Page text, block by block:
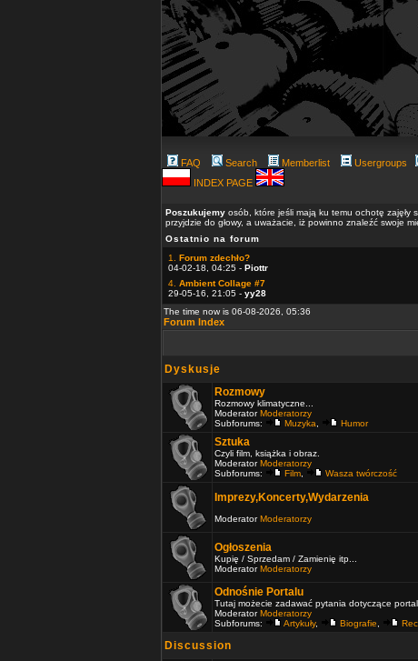
FAQ Search Memberlist Usergroups
INDEX PAGE
Poszukujemy osób, które jeśli mają ku temu ochotę zajęły
przyjdzie do głowy, a uważacie, iż powinno znaleźć swoje
Ostatnio na forum
1. Forum zdechło?
04-02-18, 04:25 - Piottr
4. Ambient Collage #7
29-05-16, 21:05 - yy28
The time now is 06-08-2026, 05:36
Forum Index
Dyskusje
Rozmowy
Rozmowy klimatyczne...
ModeratorModeratorzy
Subforums:
Muzyka Humor
Sztuka
Czyli film, książka i obraz.
ModeratorModeratorzy
Subforums:
Film Wasza twórczość
Imprezy,Koncerty,Wydarzenia
ModeratorModeratorzy
Ogłoszenia
Kupię / Sprzedam / Zamienię itp...
ModeratorModeratorzy
Odnośnie Portalu
Tutaj możecie zadawać pytania dotyczące
ModeratorModeratorzy
Subforums:
Artykuły, Biografie
Discussion